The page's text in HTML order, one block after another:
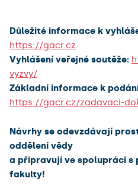
Důležité informace k
https://gacr.cz
Vyhlášení veřejné soutěže:
vyzvy/
Základní informace k
https://gacr.cz/zadavaci-
Návrhy se odevzdávají
oddělení vědy
a připravují ve spolupráci
fakulty!